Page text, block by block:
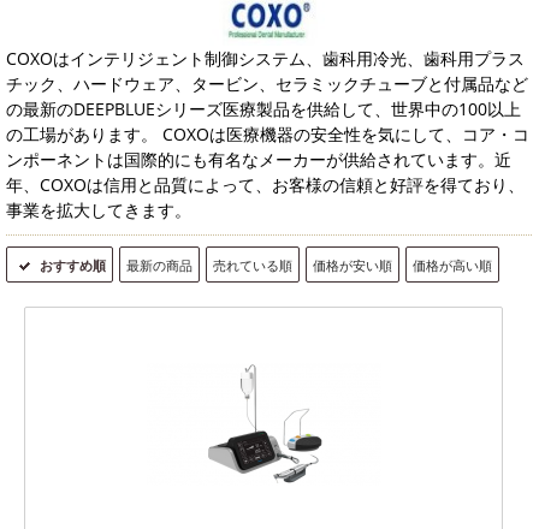
COXOはインテリジェント制御システム、歯科用冷光、歯科用プラス
チック、ハードウェア、タービン、セラミックチューブと付属品など
の最新のDEEPBLUEシリーズ医療製品を供給して、世界中の100以上
の工場があります。 COXOは医療機器の安全性を気にして、コア・コ
ンポーネントは国際的にも有名なメーカーが供給されています。近
年、COXOは信用と品質によって、お客様の信頼と好評を得ており、
事業を拡大してきます。
おすすめ順 最新の商品 売れている順 価格が安い順 価格が高い順